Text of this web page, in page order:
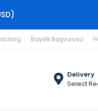
Bayilik Başvurusu
Delivery